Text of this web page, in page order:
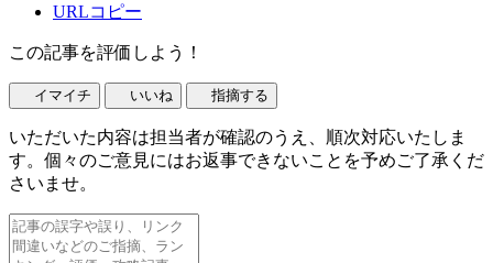
URLコピー
この記事を評価しよう！
イマイチ いいね 指摘する
いただいた内容は担当者が確認のうえ、順次対応いたしま
す。個々のご意見にはお返事できないことを予めご了承くだ
さいませ。